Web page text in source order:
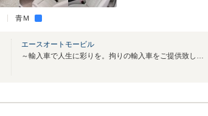
青Ｍ
エースオートモービル
～輸入車で人生に彩りを。拘りの輸入車をご提供致します～